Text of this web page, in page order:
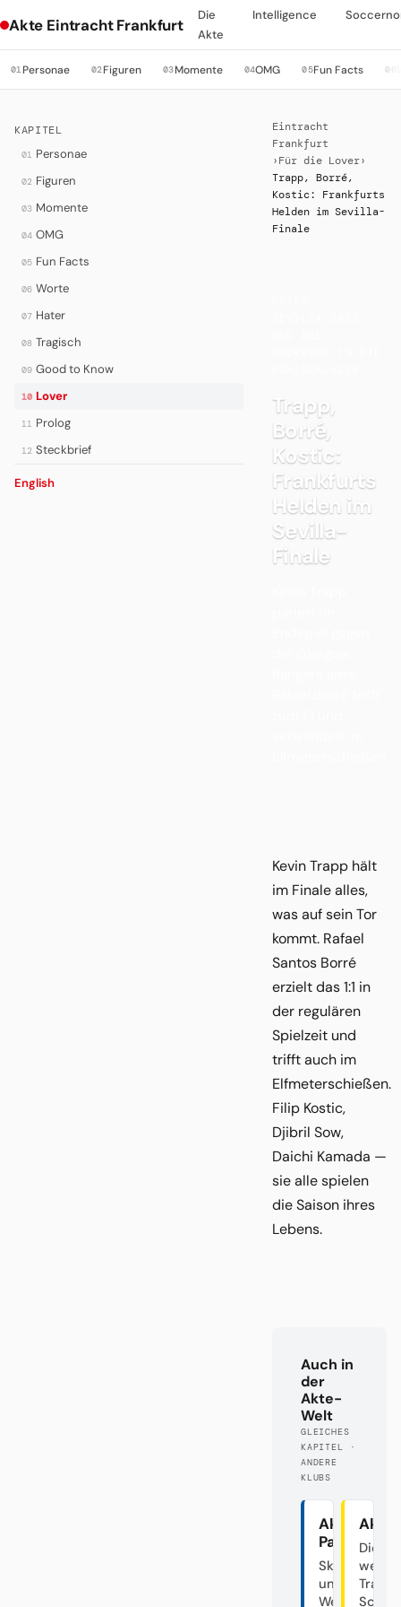
Akte Eintracht Frankfurt
Die
Akte
Intelligence
01Personae 02Figuren 03Momente 04OMG 05Fun Facts 06
KAPITEL
01 Personae
02 Figuren
03 Momente
04 OMG
05 Fun Facts
06 Worte
07 Hater
08 Tragisch
09 Good to Know
10 Lover
11 Prolog
12 Steckbrief
English
Eintracht
Frankfurt
› Für die Lover›
Trapp, Borré,
Kostic: Frankfurts
Helden im Sevilla-
Finale
Trapp,
Borré,
Kostic:
Frankfurts
Helden im
Sevilla-
Finale
Kevin Trapp hält
im Finale alles,
was auf sein Tor
kommt. Rafael
Santos Borré
erzielt das 1:1 in
der regulären
Spielzeit und
trifft auch im
Elfmeterschießen.
Filip Kostic,
Djibril Sow,
Daichi Kamada —
sie alle spielen
die Saison ihres
Lebens.
Auch in
der
Akte-
Welt
GLEICHES
KAPITEL ·
ANDERE
KLUBS
Akte
Paderborn
Skandalclub
unter
Weiden
Akte
Die